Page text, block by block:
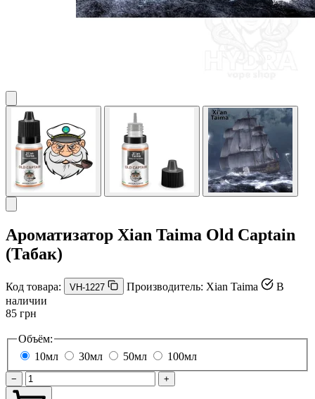
Ароматизатор Xian Taima Old Captain
(Табак)
Код товара: VH-1227 Производитель: Xian Taima
В
наличии
85 грн
Объём:
10мл
30мл 50мл 100мл
− +